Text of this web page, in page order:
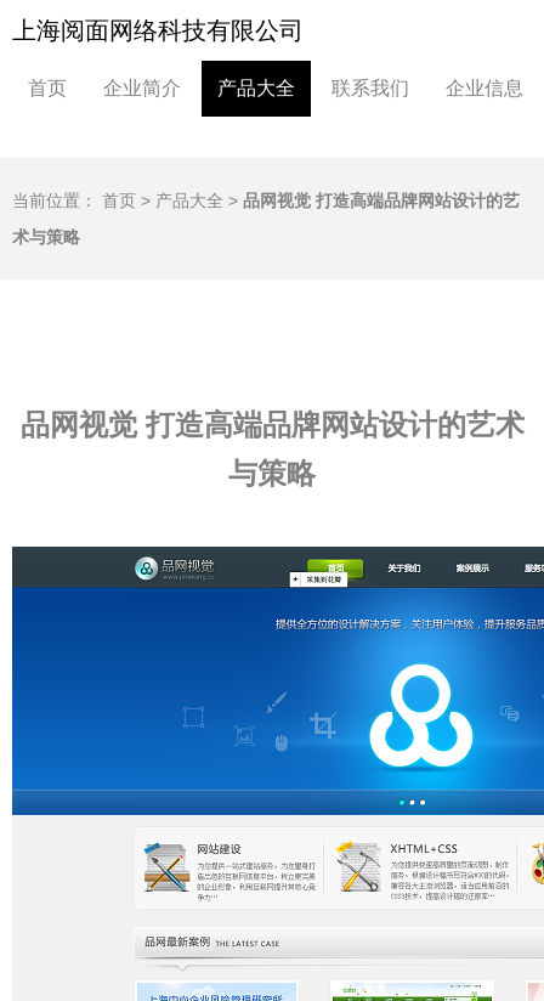
上海阅面网络科技有限公司
首页 企业简介 产品大全 联系我们 企业信息
当前位置： 首页 > 产品大全 > 品网视觉 打造高端品牌网站设计的艺
术与策略
品网视觉 打造高端品牌网站设计的艺术
与策略